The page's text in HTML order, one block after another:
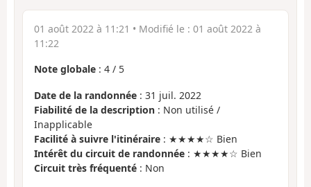
01 août 2022 à 11:21 • Modifié le : 01 août 2022 à
11:22
Note globale : 4 / 5
Date de la randonnée : 31 juil. 2022
Fiabilité de la description : Non utilisé /
Inapplicable
Facilité à suivre l'itinéraire : ★★★★☆ Bien
Intérêt du circuit de randonnée : ★★★★☆ Bien
Circuit très fréquenté : Non